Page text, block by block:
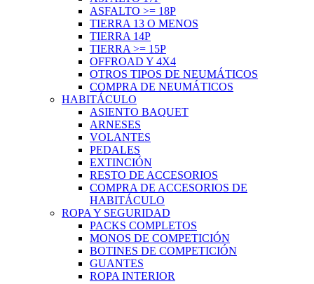
ASFALTO >= 18P
TIERRA 13 O MENOS
TIERRA 14P
TIERRA >= 15P
OFFROAD Y 4X4
OTROS TIPOS DE NEUMÁTICOS
COMPRA DE NEUMÁTICOS
HABITÁCULO
ASIENTO BAQUET
ARNESES
VOLANTES
PEDALES
EXTINCIÓN
RESTO DE ACCESORIOS
COMPRA DE ACCESORIOS DE
HABITÁCULO
ROPA Y SEGURIDAD
PACKS COMPLETOS
MONOS DE COMPETICIÓN
BOTINES DE COMPETICIÓN
GUANTES
ROPA INTERIOR